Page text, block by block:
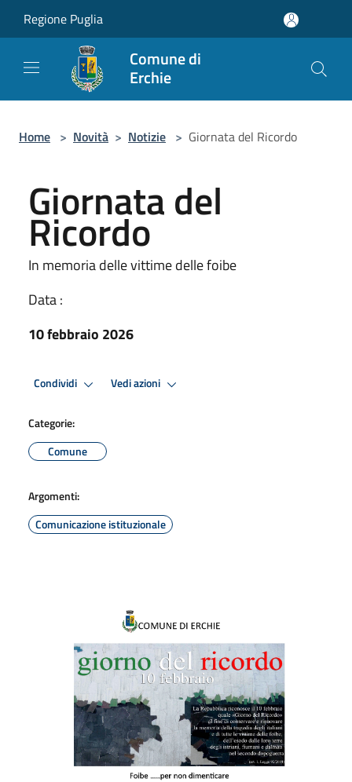
Regione Puglia
Comune di
Erchie
Home > Novità > Notizie > Giornata del Ricordo
Giornata del
Ricordo
In memoria delle vittime delle foibe
Data :
10 febbraio 2026
Condividi Vedi azioni
Categorie:
Comune
Argomenti:
Comunicazione istituzionale